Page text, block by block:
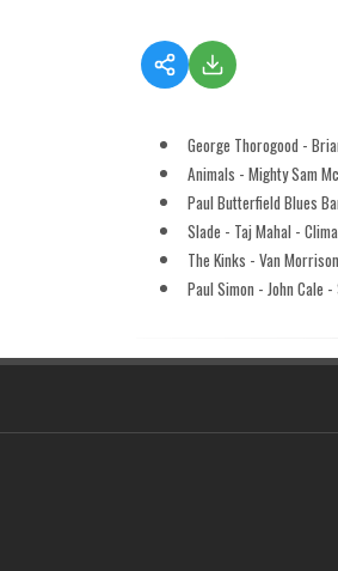
George Thorogood -
Animals - Mighty Sam
Paul Butterfield Blues
Slade - Taj Mahal -
The Kinks - Van
Paul Simon - John Cale